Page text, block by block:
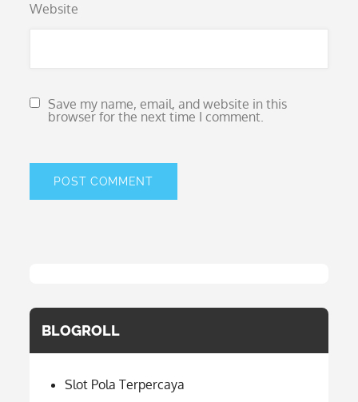
Website
Save my name, email, and website in this
browser for the next time I comment.
BLOGROLL
Slot Pola Terpercaya